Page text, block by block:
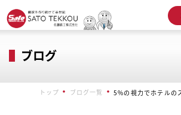
ブログ
トップ ブログ一覧